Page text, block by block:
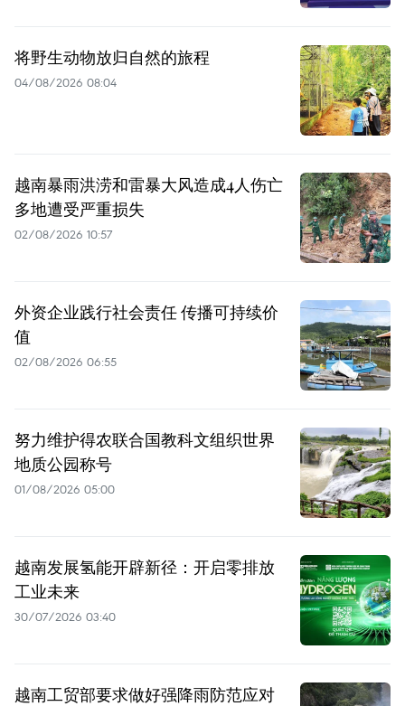
将野生动物放归自然的旅程
04/08/2026 08:04
越南暴雨洪涝和雷暴大风造成4人伤亡
多地遭受严重损失
02/08/2026 10:57
外资企业践行社会责任 传播可持续价
值
02/08/2026 06:55
努力维护得农联合国教科文组织世界
地质公园称号
01/08/2026 05:00
越南发展氢能开辟新径：开启零排放
工业未来
30/07/2026 03:40
越南工贸部要求做好强降雨防范应对